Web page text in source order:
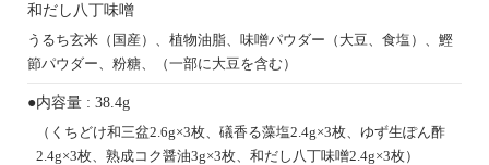
和だし八丁味噌
うるち玄米（国産）、植物油脂、味噌パウダー（大豆、食塩）、鰹
節パウダー、粉糖、（一部に大豆を含む）
●内容量 : 38.4g
（くちどけ和三盆2.6g×3枚、礒香る藻塩2.4g×3枚、ゆず生ぽん酢
2.4g×3枚、熟成コク醤油3g×3枚、和だし八丁味噌2.4g×3枚）